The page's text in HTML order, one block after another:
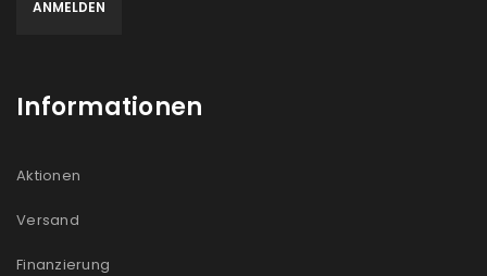
Informationen
Aktionen
Versand
Finanzierung